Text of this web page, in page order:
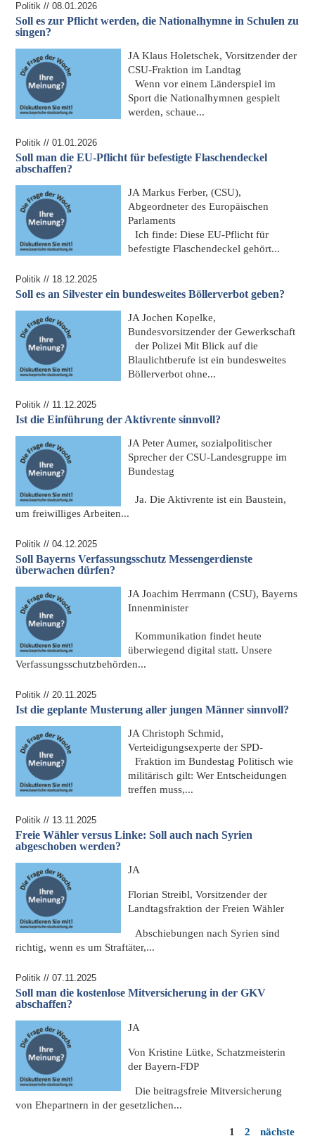
Politik // 08.01.2026
Soll es zur Pflicht werden, die Nationalhymne in Schulen zu
singen?
JA Klaus Holetschek, Vorsitzender der
CSU-Fraktion im Landtag
Wenn vor einem Länderspiel im
Sport die Nationalhymnen gespielt
werden, schaue...
Politik // 01.01.2026
Soll man die EU-Pflicht für befestigte Flaschendeckel
abschaffen?
JA Markus Ferber, (CSU),
Abgeordneter des Europäischen
Parlaments
Ich finde: Diese EU-Pflicht für
befestigte Flaschendeckel gehört...
Politik // 18.12.2025
Soll es an Silvester ein bundesweites Böllerverbot geben?
JA Jochen Kopelke,
Bundesvorsitzender der Gewerkschaft
der Polizei Mit Blick auf die
Blaulichtberufe ist ein bundesweites
Böllerverbot ohne...
Politik // 11.12.2025
Ist die Einführung der Aktivrente sinnvoll?
JA Peter Aumer, sozialpolitischer
Sprecher der CSU-Landesgruppe im
Bundestag
Ja. Die Aktivrente ist ein Baustein,
um freiwilliges Arbeiten...
Politik // 04.12.2025
Soll Bayerns Verfassungsschutz Messengerdienste
überwachen dürfen?
JA Joachim Herrmann (CSU), Bayerns
Innenminister
Kommunikation findet heute
überwiegend digital statt. Unsere
Verfassungsschutzbehörden...
Politik // 20.11.2025
Ist die geplante Musterung aller jungen Männer sinnvoll?
JA Christoph Schmid,
Verteidigungsexperte der SPD-
Fraktion im Bundestag Politisch wie
militärisch gilt: Wer Entscheidungen
treffen muss,...
Politik // 13.11.2025
Freie Wähler versus Linke: Soll auch nach Syrien
abgeschoben werden?
JA
Florian Streibl, Vorsitzender der
Landtagsfraktion der Freien Wähler
Abschiebungen nach Syrien sind
richtig, wenn es um Straftäter,...
Politik // 07.11.2025
Soll man die kostenlose Mitversicherung in der GKV
abschaffen?
JA
Von Kristine Lütke, Schatzmeisterin
der Bayern-FDP
Die beitragsfreie Mitversicherung
von Ehepartnern in der gesetzlichen...
1 2 nächste